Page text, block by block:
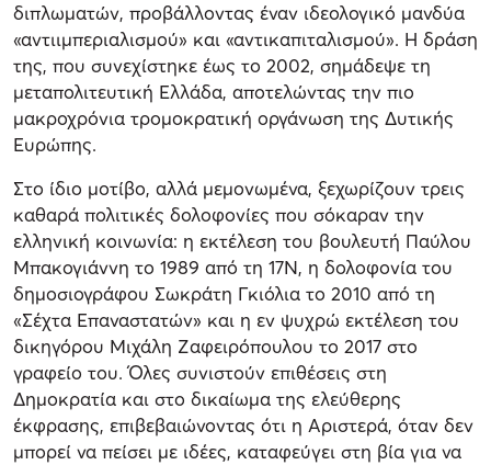
διπλωματών, προβάλλοντας έναν ιδεολογικό μανδύα
«αντιιμπεριαλισμού» και «αντικαπιταλισμού». Η δράση
της, που συνεχίστηκε έως το 2002, σημάδεψε τη
μεταπολιτευτική Ελλάδα, αποτελώντας την πιο
μακροχρόνια τρομοκρατική οργάνωση της Δυτικής
Ευρώπης.
Στο ίδιο μοτίβο, αλλά μεμονωμένα, ξεχωρίζουν τρεις
καθαρά πολιτικές δολοφονίες που σόκαραν την
ελληνική κοινωνία: η εκτέλεση του βουλευτή Παύλου
Μπακογιάννη το 1989 από τη 17Ν, η δολοφονία του
δημοσιογράφου Σωκράτη Γκιόλια το 2010 από τη
«Σέχτα Επαναστατών» και η εν ψυχρώ εκτέλεση του
δικηγόρου Μιχάλη Ζαφειρόπουλου το 2017 στο
γραφείο του. Όλες συνιστούν επιθέσεις στη
Δημοκρατία και στο δικαίωμα της ελεύθερης
έκφρασης, επιβεβαιώνοντας ότι η Αριστερά, όταν δεν
μπορεί να πείσει με ιδέες, καταφεύγει στη βία για να